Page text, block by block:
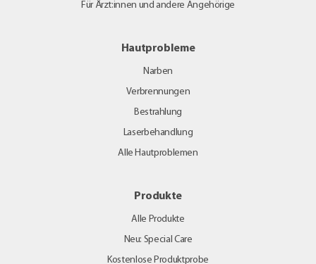
Für Ärzt:innen und andere Angehörige
Hautprobleme
Narben
Verbrennungen
Bestrahlung
Laserbehandlung
Alle Hautproblemen
Produkte
Alle Produkte
Neu: Special Care
Kostenlose Produktprobe